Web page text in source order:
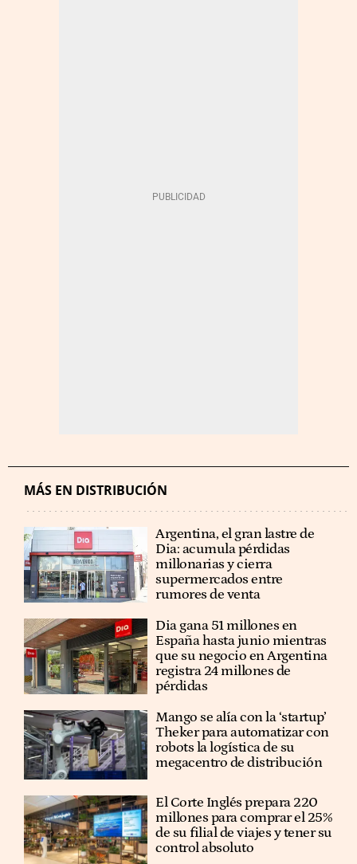
MÁS EN DISTRIBUCIÓN
Argentina, el gran lastre de
Dia: acumula pérdidas
millonarias y cierra
supermercados entre
rumores de venta
Dia gana 51 millones en
España hasta junio mientras
que su negocio en Argentina
registra 24 millones de
pérdidas
Mango se alía con la ‘startup’
Theker para automatizar con
robots la logística de su
megacentro de distribución
El Corte Inglés prepara 220
millones para comprar el 25%
de su filial de viajes y tener su
control absoluto